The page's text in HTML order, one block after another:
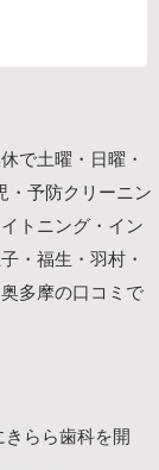
で土曜・日曜・
・予防クリーニン
トニング・イン
・福生・羽村・
多摩の口コミで
きらら歯科を開